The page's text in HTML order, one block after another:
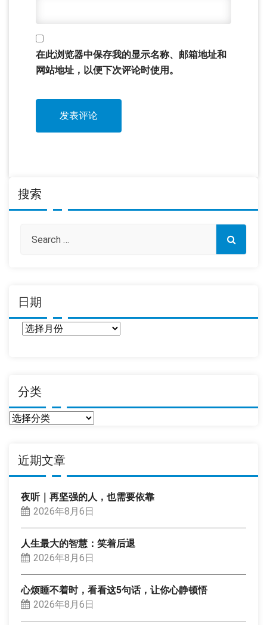
在此浏览器中保存我的显示名称、邮箱地址和
网站地址，以便下次评论时使用。
搜索
日期
分类
分
近期文章
夜听｜再坚强的人，也需要依靠
2026年8月6日
人生最大的智慧：笑着后退
2026年8月6日
心烦睡不着时，看看这5句话，让你心静顿悟
2026年8月6日